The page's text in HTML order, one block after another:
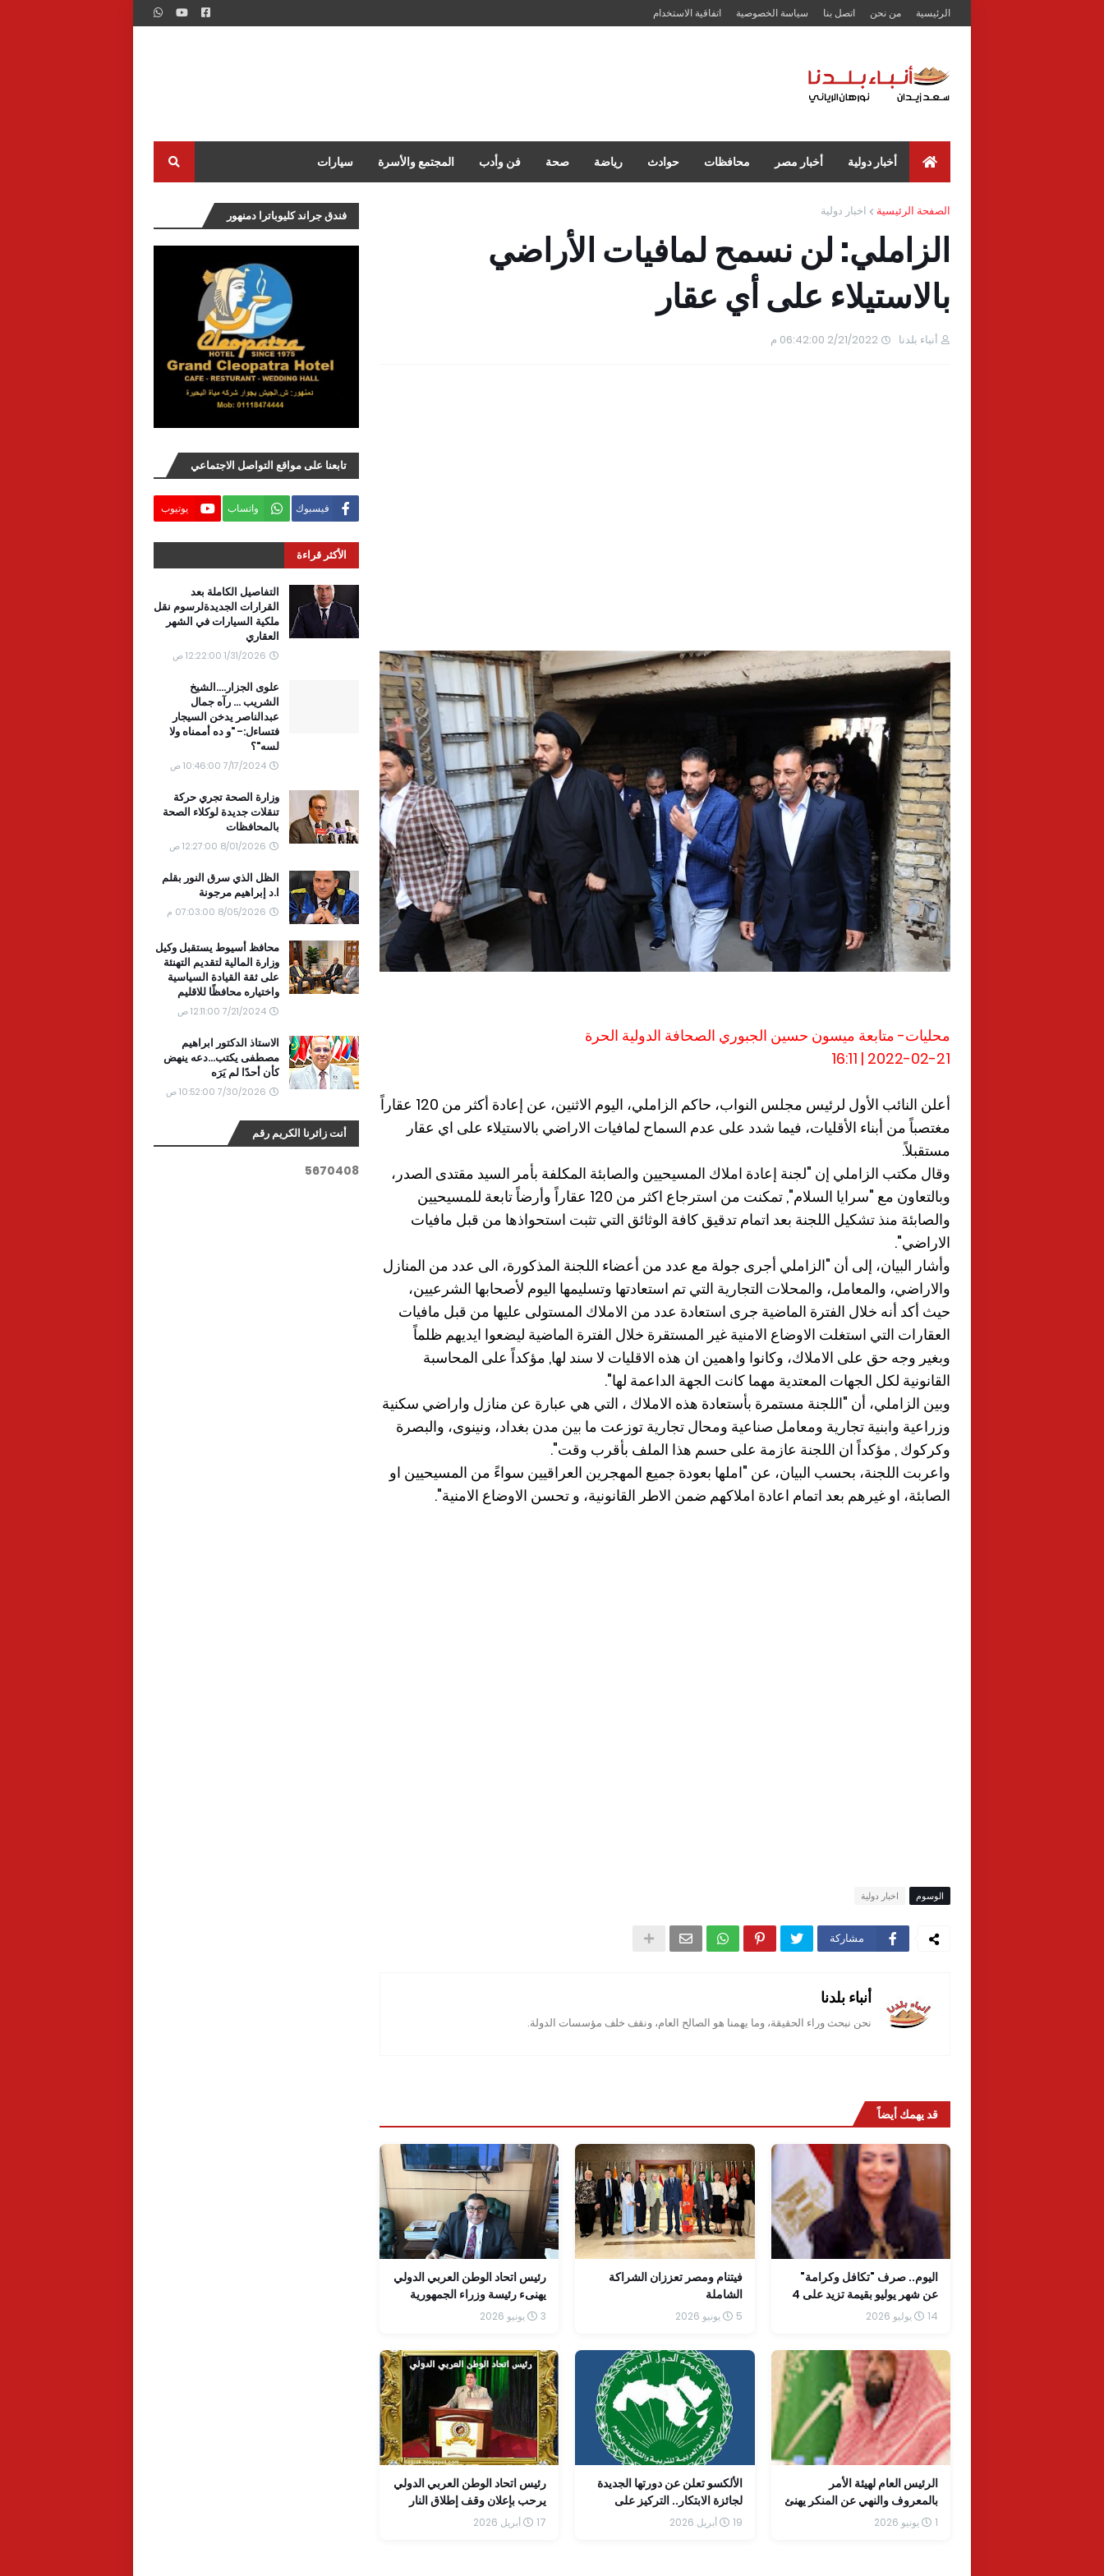
الرئيسية من نحن اتصل بنا سياسة الخصوصية اتفاقية الاستخدام
أخبار دولية أخبار مصر محافظات حوادث رياضة صحة فن وأدب المجتمع والأسرة سيارات
الصفحة الرئيسية اخبار دولية
الزاملي: لن نسمح لمافيات الأراضي
بالاستيلاء على أي عقار
أنباء بلدنا 2/21/2022 06:42:00 م
محليات- متابعة ميسون حسين الجبوري الصحافة الدولية الحرة
2022-02-21 | 16:11
أعلن النائب الأول لرئيس مجلس النواب، حاكم الزاملي، اليوم الاثنين، عن إعادة أكثر من 120 عقاراً
مغتصباً من أبناء الأقليات، فيما شدد على عدم السماح لمافيات الاراضي بالاستيلاء على اي عقار
مستقبلاً.
وقال مكتب الزاملي إن "لجنة إعادة املاك المسيحيين والصابئة المكلفة بأمر السيد مقتدى الصدر،
وبالتعاون مع "سرايا السلام", تمكنت من استرجاع اكثر من 120 عقاراً وأرضاً تابعة للمسيحيين
والصابئة منذ تشكيل اللجنة بعد اتمام تدقيق كافة الوثائق التي تثبت استحواذها من قبل مافيات
الاراضي".
وأشار البيان، إلى أن "الزاملي أجرى جولة مع عدد من أعضاء اللجنة المذكورة، الى عدد من المنازل
والاراضي، والمعامل، والمحلات التجارية التي تم استعادتها وتسليمها اليوم لأصحابها الشرعيين،
حيث أكد أنه خلال الفترة الماضية جرى استعادة عدد من الاملاك المستولى عليها من قبل مافيات
العقارات التي استغلت الاوضاع الامنية غير المستقرة خلال الفترة الماضية ليضعوا ايديهم ظلماً
وبغير وجه حق على الاملاك، وكانوا واهمين ان هذه الاقليات لا سند لها, مؤكداً على المحاسبة
القانونية لكل الجهات المعتدية مهما كانت الجهة الداعمة لها".
وبين الزاملي، أن "اللجنة مستمرة بأستعادة هذه الاملاك ، التي هي عبارة عن منازل واراضي سكنية
وزراعية وابنية تجارية ومعامل صناعية ومحال تجارية توزعت ما بين مدن بغداد، ونينوى، والبصرة
وكركوك , مؤكداً ان اللجنة عازمة على حسم هذا الملف بأقرب وقت".
واعربت اللجنة، بحسب البيان، عن "املها بعودة جميع المهجرين العراقيين سواءً من المسيحيين او
الصابئة، او غيرهم بعد اتمام اعادة املاكهم ضمن الاطر القانونية، و تحسن الاوضاع الامنية".
الوسوم اخبار دولية
مشاركة
أنباء بلدنا
نحن نبحث وراء الحقيقة، وما يهمنا هو الصالح العام، ونقف خلف مؤسسات الدولة.
قد يهمك أيضاً
اليوم.. صرف "تكافل وكرامة"
عن شهر يوليو بقيمة تزيد على 4
مليارات جنيه
14 يوليو 2026
فيتنام ومصر تعززان الشراكة
الشاملة
5 يونيو 2026
رئيس اتحاد الوطن العربي الدولي
يهنىء رئيسة وزراء الجمهورية
الإيطالية بذكرى يوم الجمهورية
3 يونيو 2026
الرئيس العام لهيئة الأمر
بالمعروف والنهي عن المنكر يهنئ
القيادة الرشيدة بمناسبة نجاح1 يونيو 2026
الألكسو تعلن عن دورتها الجديدة
لجائزة الابتكار.. التركيز على
"اليقظة الصحية وجودة الهواء"
19 أبريل 2026
رئيس اتحاد الوطن العربي الدولي
يرحب بإعلان وقف إطلاق النار
في لبنان
17 أبريل 2026
فندق جراند كليوباترا دمنهور
تابعنا على مواقع التواصل الاجتماعي
فيسبوك واتساب يوتيوب
الأكثر قراءة
التفاصيل الكاملة بعد
القرارات الجديدةلرسوم نقل
ملكية السيارات في الشهر
العقاري
1/31/2026 12:22:00 ص
علوى الجزار....الشيخ
الشريب ... رآه جمال
عبدالناصر يدخن السيجار
فتساءل:- "و ده أممناه ولا
لسه"؟
7/17/2024 10:46:00 ص
وزارة الصحة تجري حركة
تنقلات جديدة لوكلاء الصحة
بالمحافظات
8/01/2026 12:27:00 ص
الظل الذي سرق النور بقلم
ا.د إبراهيم مرجونة
8/05/2026 07:03:00 م
محافظ أسيوط يستقبل وكيل
وزارة المالية لتقديم التهنئة
على ثقة القيادة السياسية
واختياره محافظًا للاقليم
7/21/2024 12:11:00 ص
الاستاذ الدكتور ابراهيم
مصطفى يكتب...دعه ينهض
كأن أحدًا لم يَرَه
7/30/2026 10:52:00 ص
أنت زائرنا الكريم رقم
5670408